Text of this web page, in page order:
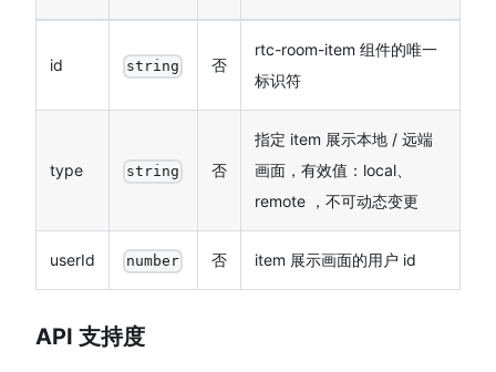
id string 否
rtc-room-item 组件的唯一
标识符
type string 否
指定 item 展示本地 / 远端
画面，有效值：local、
remote ，不可动态变更
userId number 否 item 展示画面的用户 id
API 支持度